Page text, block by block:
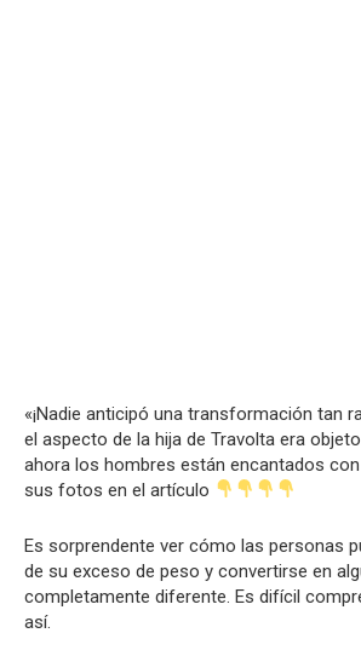
«¡Nadie anticipó una transformación tan
el aspecto de la hija de Travolta era
ahora los hombres están encantados
sus fotos en el artículo
Es sorprendente ver cómo las personas
de su exceso de peso y convertirse en
completamente diferente. Es difícil
así.